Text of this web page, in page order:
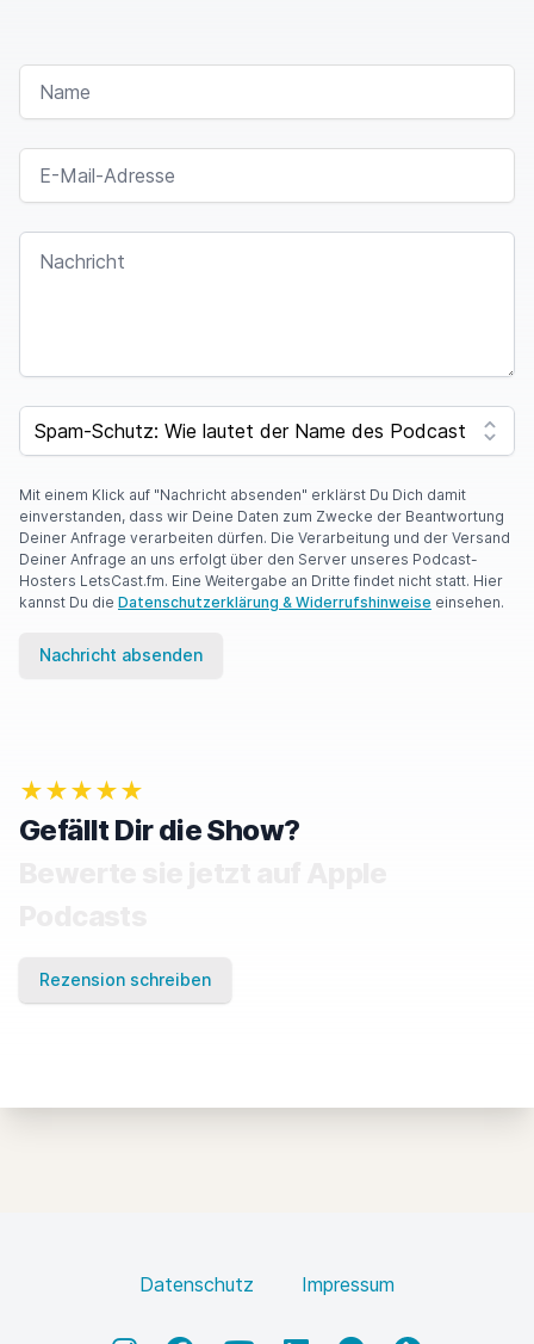
NAME
E-MAIL-ADRESSE
NACHRICHT
SPAM CAPTCHA
Mit einem Klick auf "Nachricht absenden" erklärst Du Dich damit
einverstanden, dass wir Deine Daten zum Zwecke der Beantwortung
Deiner Anfrage verarbeiten dürfen. Die Verarbeitung und der Versand
Deiner Anfrage an uns erfolgt über den Server unseres Podcast-
Hosters LetsCast.fm. Eine Weitergabe an Dritte findet nicht statt. Hier
kannst Du die Datenschutzerklärung & Widerrufshinweise einsehen.
Nachricht absenden
★★★★★
Gefällt Dir die Show?
Rezension schreiben
Datenschutz Impressum